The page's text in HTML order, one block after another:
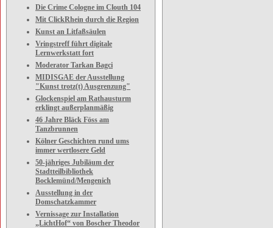
Die Crime Cologne im Clouth 104
Mit ClickRhein durch die Region
Kunst an Litfaßsäulen
Vringstreff führt digitale
Lernwerkstatt fort
Moderator Tarkan Bagci
MIDISGAE der Ausstellung
"Kunst trotz(t) Ausgrenzung"
Glockenspiel am Rathausturm
erklingt außerplanmäßig
46 Jahre Bläck Föss am
Tanzbrunnen
Kölner Geschichten rund ums
immer wertlosere Geld
50-jähriges Jubiläum der
Stadtteilbibliothek
Bocklemünd/Mengenich
Ausstellung in der
Domschatzkammer
Vernissage zur Installation
„LichtHof“ von Boscher Theodor